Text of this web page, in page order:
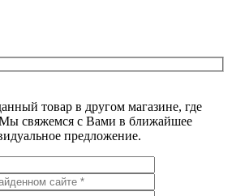
товар в другом магазине, где
свяжемся с Вами в ближайшее
предложение.